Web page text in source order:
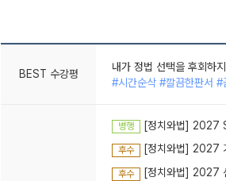
BEST 수강평
내가 정법 선택을 후회하
#시간순삭 #깔끔한판서 #
정법 노베는 듣기 힘들다
#시간순삭 #깔끔한판서 #
병행 [정치와법] 2027
후수 [정치와법] 2027
후수 [정치와법] 2027